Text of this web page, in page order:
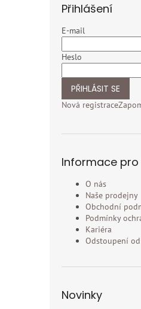
Přihlášení
E-mail
Heslo
PŘIHLÁSIT SE
Nová registrace
Informace pro
O nás
Naše prodejny
Obchodní
Podmínky
Kariéra
Odstoupení
Novinky